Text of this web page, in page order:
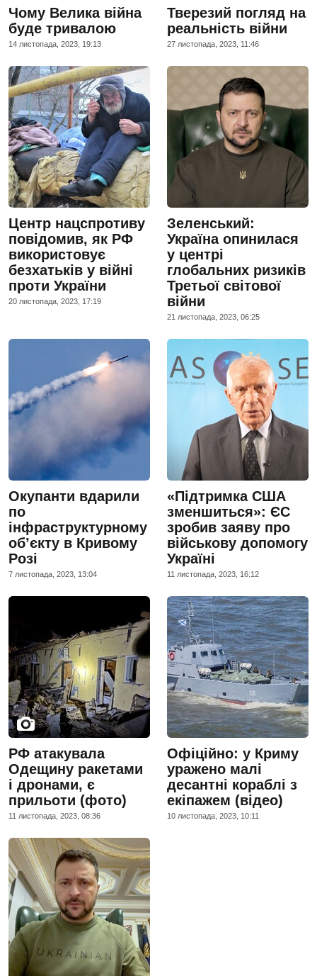
Чому Велика війна
буде тривалою
14 листопада, 2023, 19:13
Тверезий погляд на
реальність війни
27 листопада, 2023, 11:46
Центр нацспротиву
повідомив, як РФ
використовує
безхатьків у війні
проти України
20 листопада, 2023, 17:19
Зеленський:
Україна опинилася
у центрі
глобальних ризиків
Третьої світової
війни
21 листопада, 2023, 06:25
Окупанти вдарили
по
інфраструктурному
об’єкту в Кривому
Розі
7 листопада, 2023, 13:04
«Підтримка США
зменшиться»: ЄС
зробив заяву про
військову допомогу
Україні
11 листопада, 2023, 16:12
РФ атакувала
Одещину ракетами
і дронами, є
прильоти (фото)
11 листопада, 2023, 08:36
Офіційно: у Криму
уражено малі
десантні кораблі з
екіпажем (відео)
10 листопада, 2023, 10:11